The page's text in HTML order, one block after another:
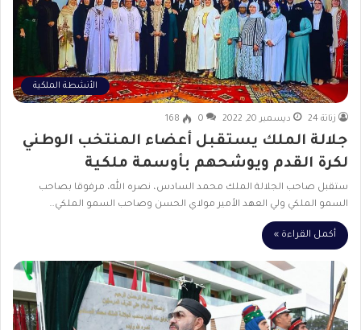
الأنشطة الملكية
زناتة 24 ديسمبر 20, 2022 0
168
جلالة الملك يستقبل أعضاء المنتخب الوطني
لكرة القدم ويوشحهم بأوسمة ملكية
ستقبل صاحب الجلالة الملك محمد السادس، نصره الله، مرفوقا بصاحب
السمو الملكي ولي العهد الأمير مولاي الحسن وصاحب السمو الملكي…
أكمل القراءة »